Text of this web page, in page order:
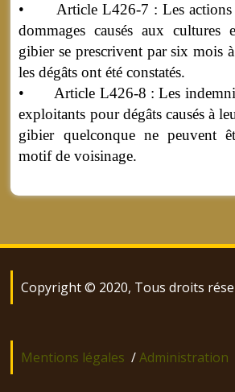
• Article L426-7 : Les actions
dommages causés aux cultures
gibier se prescrivent par six mois
les dégâts ont été constatés.
• Article L426-8 : Les
exploitants pour dégâts causés à
gibier quelconque ne peuvent
motif de voisinage.
Copyright © 2020, Tous droits
Mentions légales /Administration